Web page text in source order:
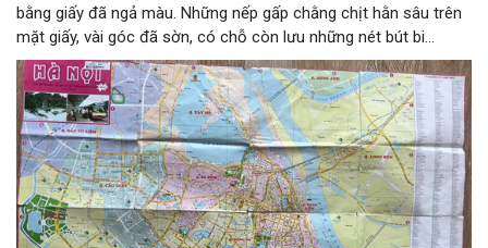
bằng giấy đã ngả màu. Những nếp gấp chằng chịt hằn sâu trên
mặt giấy, vài góc đã sờn, có chỗ còn lưu những nét bút bi
khoanh tròn tên phố. Người ta có thể giữ một tấm ảnh, một
tấm vé tàu hay một lá thư cũ để nhớ về tuổi trẻ. Còn tôi giữ
một tấm bản đồ. Bởi trên đó có một Hà Nội gắn với năm tháng
thanh xuân của tôi.